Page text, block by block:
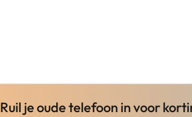
Ruil je oude telefoon in voor